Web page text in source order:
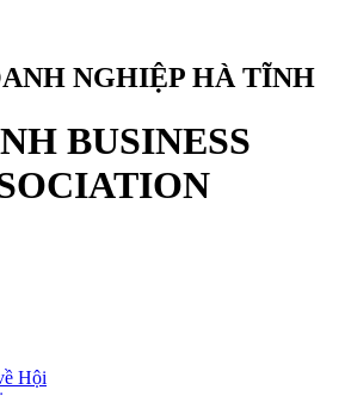
NGHIỆP HÀ TĨNH
BUSINESS
Hội